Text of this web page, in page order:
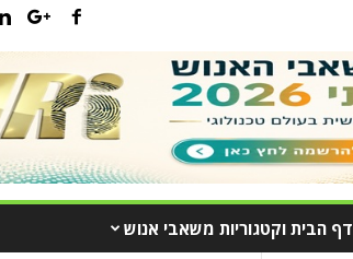
דף הבית וקטגוריות משאבי אנוש